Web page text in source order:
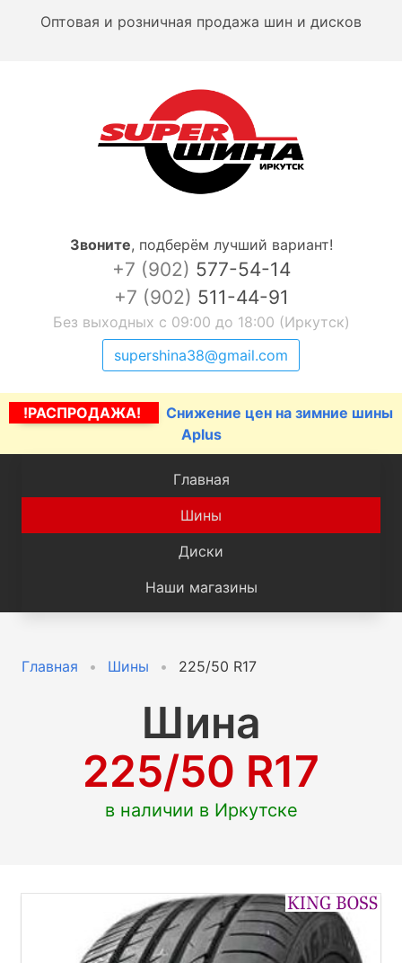
Оптовая и розничная продажа шин и дисков
Звоните, подберём лучший вариант!
+7 (902) 577-54-14
+7 (902) 511-44-91
Без выходных с 09:00 до 18:00 (Иркутск)
supershina38@gmail.com
!РАСПРОДАЖА!
Снижение цен на зимние шины
Aplus
Главная
Шины
Диски
Наши магазины
Главная Шины 225/50 R17
Шина
225/50 R17
в наличии в Иркутске